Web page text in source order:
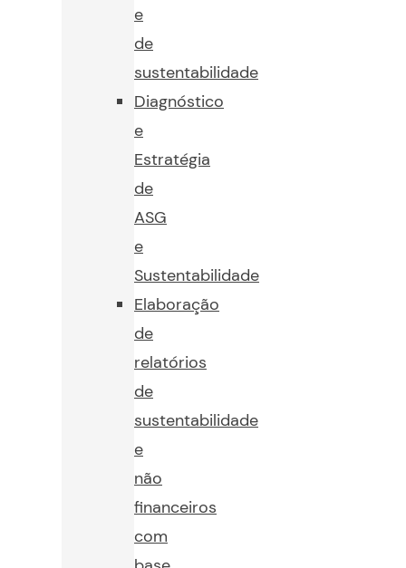
e
de
sustentabilidade
Diagnóstico
e
Estratégia
de
ASG
e
Sustentabilidade
Elaboração
de
relatórios
de
sustentabilidade
e
não
financeiros
com